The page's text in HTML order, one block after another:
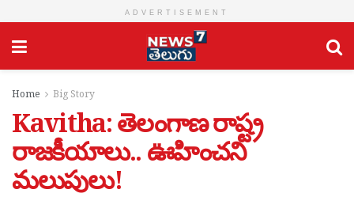
ADVERTISEMENT
Home Big Story
Kavitha: తెలంగాణ రాష్ట్ర
రాజకీయాలు.. ఊహించని
మలుపులు!